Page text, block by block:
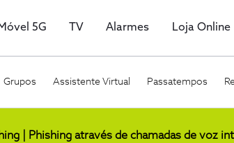
5G TV Alarmes Loja Online
Grupos Assistente Virtual Passatempos
| Phishing através de chamadas de voz